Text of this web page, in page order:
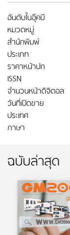
อันดับในอุ๊คบี
หมวดหมู่
สำนักพิมพ์
ประเภท
ราคาหน้าปก
ISSN
จำนวนหน้าดิจิตอล
วันที่เปิดขาย
ประเทศ
ภาษา
ฉบับล่าสุด